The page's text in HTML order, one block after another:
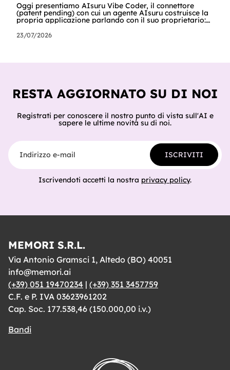
Oggi presentiamo AIsuru Vibe Coder, il connettore
(patent pending) con cui un agente AIsuru costruisce la
propria applicazione parlando con il suo proprietario:
accesso, nella stessa conversazione in cui vengono
chiesti. In questo articolo raccontiamo tutto: cosa fa,
del catalogo, cosa ci hanno già costruito tester e clienti,
23/07/2026
RESTA AGGIORNATO SU DI NOI
Registrati per conoscere il nostro punto di vista sull'AI e
sapere le ultime novità su di noi.
Indirizzo e-mail
ISCRIVITI
Iscrivendoti accetti la nostra privacy policy.
MEMORI S.R.L.
Via Antonio Gramsci 1, Altedo (BO) 40051
info@memori.ai
(+39) 051 19470234 | (+39) 351 3457759
C.F. e P. IVA 03623961202
Cap. Soc. 177.538,46 (150.000,00 i.v.)
Bandi